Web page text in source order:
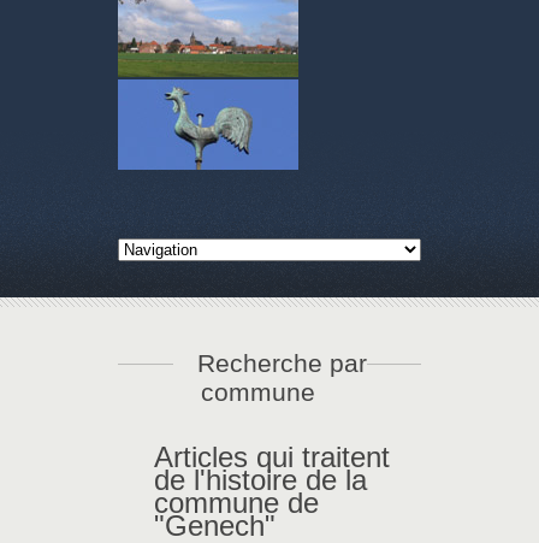
Recherche par
commune
Articles qui traitent
de l'histoire de la
commune de
"Genech"